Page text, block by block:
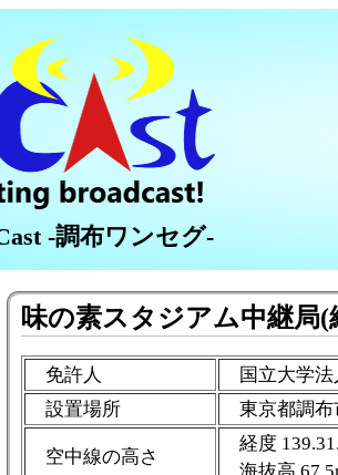
-調布ワンセグ-
味の素スタジアム中継局(
免許人
国立大学
設置場所
東京都調布
空中線の高さ
経度